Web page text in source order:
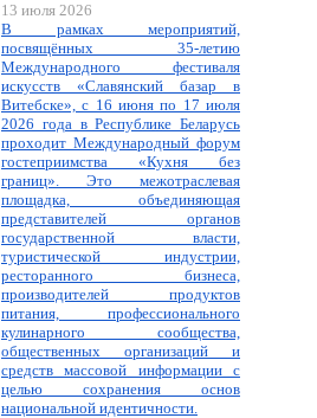
13 июля 2026
В рамках мероприятий,
посвящённых 35-летию
Международного фестиваля
искусств «Славянский базар в
Витебске», с 16 июня по 17 июля
2026 года в Республике Беларусь
проходит Международный форум
гостеприимства «Кухня без
границ». Это межотраслевая
площадка, объединяющая
представителей органов
государственной власти,
туристической индустрии,
ресторанного бизнеса,
производителей продуктов
питания, профессионального
кулинарного сообщества,
общественных организаций и
средств массовой информации с
целью сохранения основ
национальной идентичности.